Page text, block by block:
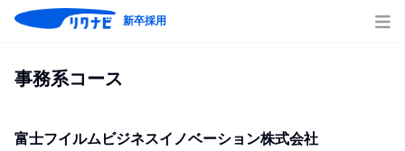
新卒採用
事務系コース
富士フイルムビジネスイノベーション株式会社